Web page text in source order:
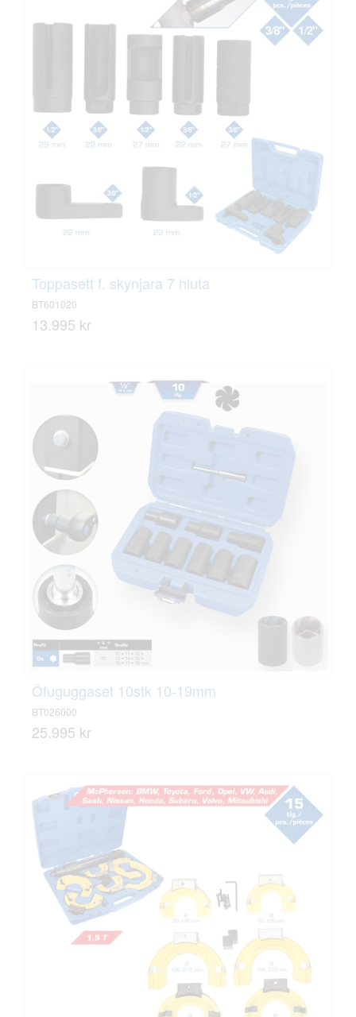
Toppasett f. skynjara 7 hluta
BT601020
13.995 kr
Öfuguggaset 10stk 10-19mm
BT026000
25.995 kr